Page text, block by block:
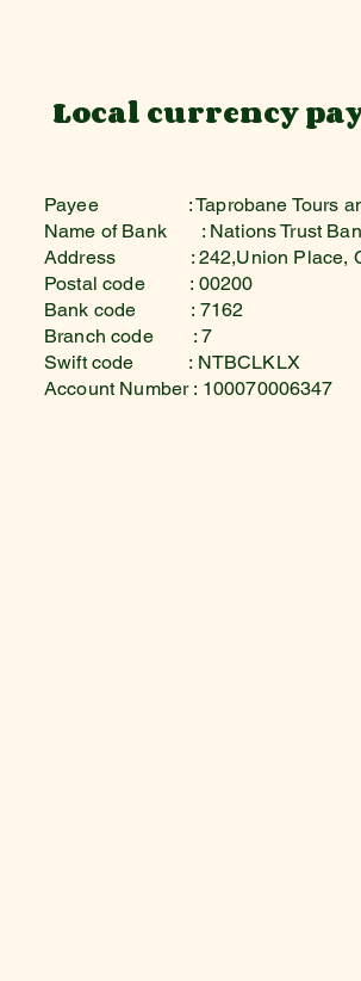
Local currency
Payee
: Taprobane
Name of Bank
: Nations Trust
Address : 242,Union Place,
Postal code : 00200
Bank code : 7162
Branch code : 7
Swift code : NTBCLKLX
Account Number : 100070006347